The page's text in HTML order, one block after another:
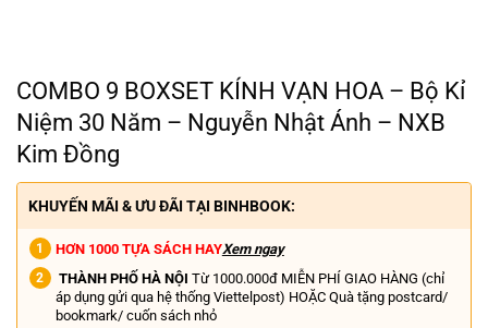
COMBO 9 BOXSET KÍNH VẠN HOA – Bộ Kỉ
Niệm 30 Năm – Nguyễn Nhật Ánh – NXB
Kim Đồng
KHUYẾN MÃI & ƯU ĐÃI TẠI BINHBOOK:
HƠN 1000 TỰA SÁCH HAYXem ngay
THÀNH PHỐ HÀ NỘI Từ 1000.000đ MIỄN PHÍ GIAO HÀNG (chỉ
áp dụng gửi qua hệ thống Viettelpost) HOẶC Quà tặng postcard/
bookmark/ cuốn sách nhỏ